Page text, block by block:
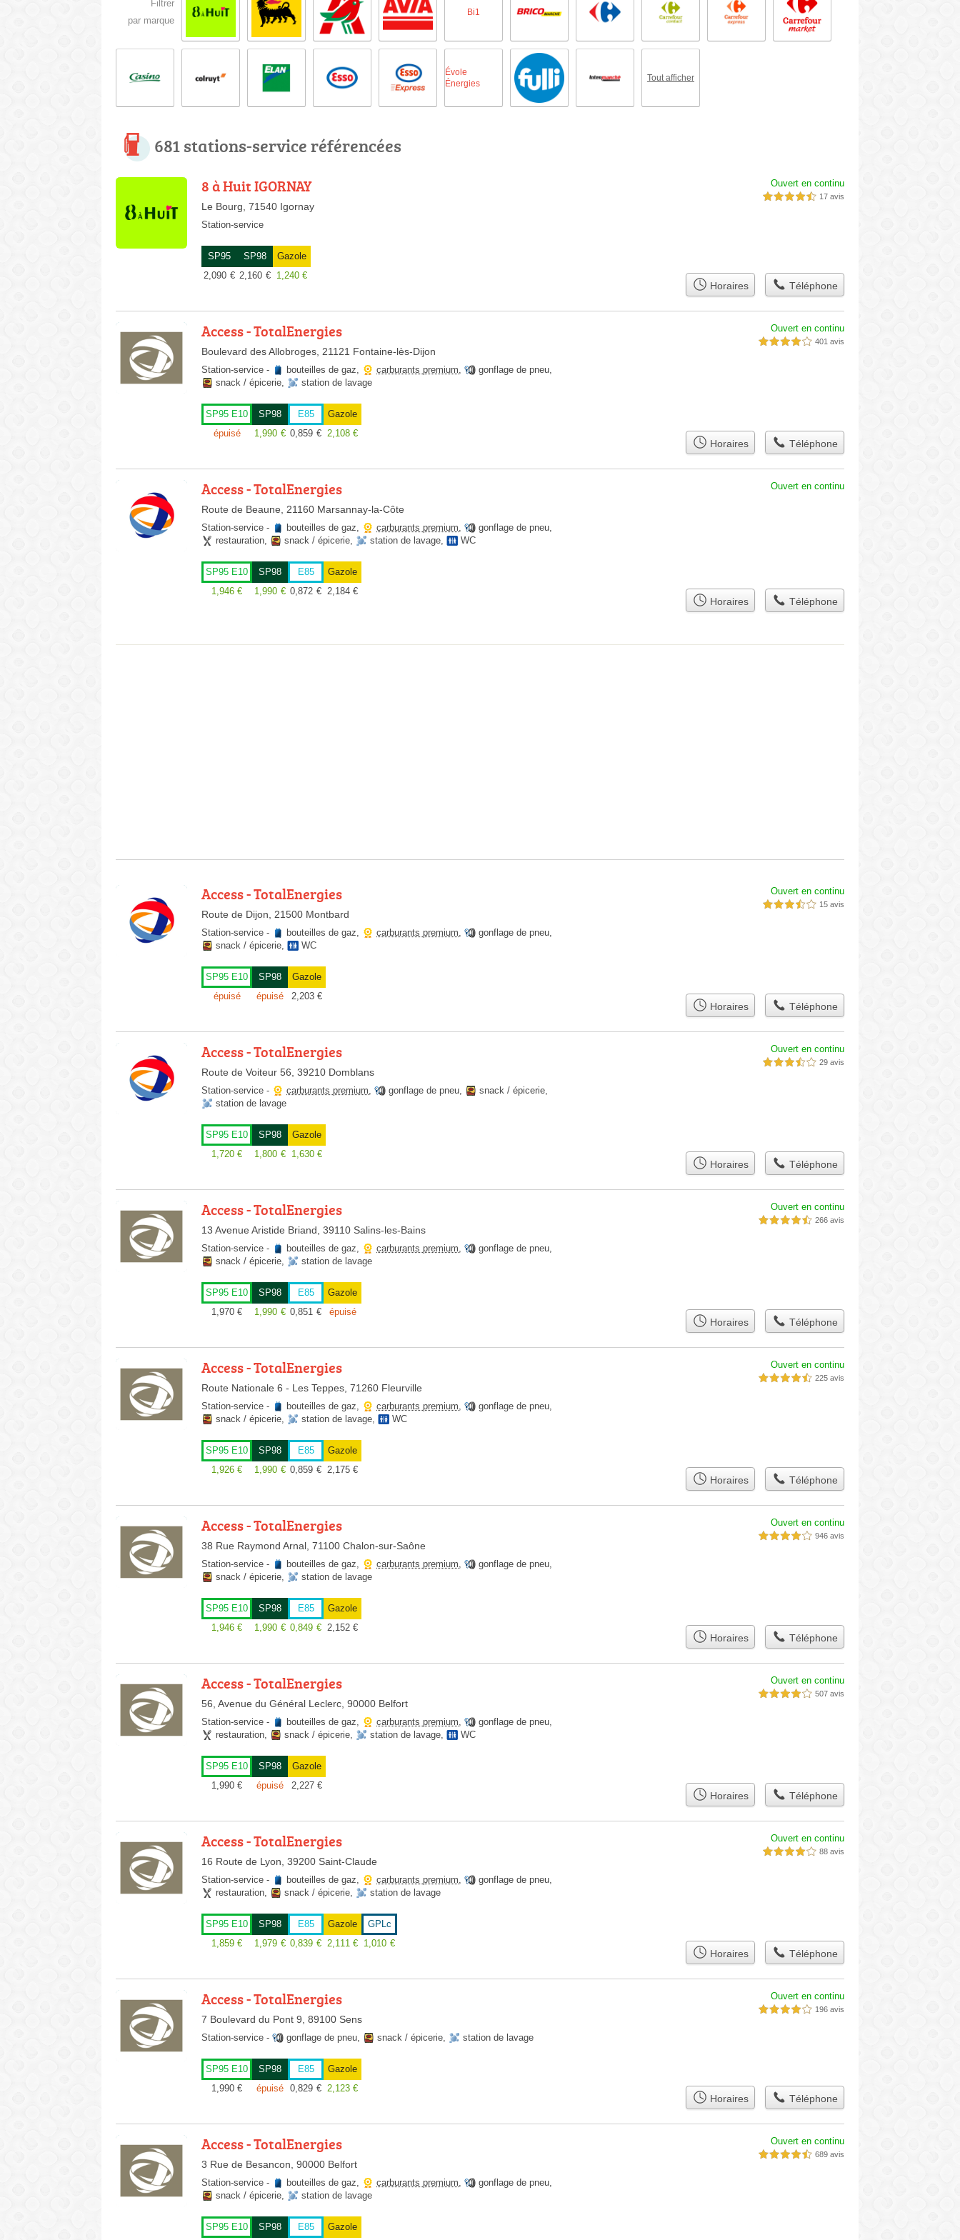
Filtrer
par marque
Bi1
Évole
Énergies
Tout afficher
681 stations-service référencées
8 à Huit IGORNAY
Le Bourg, 71540 Igornay
Ouvert en continu
4,5 étoiles sur 5 17 avis
Station-service
SP95
2,090 €
SP98
2,160 €
Gazole
1,240 €
Horaires Téléphone
Access - TotalEnergies
Boulevard des Allobroges, 21121 Fontaine-lès-Dijon
Ouvert en continu
4,0 étoiles sur 5 401 avis
Station-service - bouteilles de gaz, carburants premium, gonflage de pneu,
snack / épicerie, station de lavage
SP95 E10
épuisé
SP98
1,990 €
E85
0,859 €
Gazole
2,108 €
Horaires Téléphone
Access - TotalEnergies
Route de Beaune, 21160 Marsannay-la-Côte
Ouvert en continu
Station-service - bouteilles de gaz, carburants premium, gonflage de pneu,
restauration, snack / épicerie, station de lavage, WC
SP95 E10
1,946 €
SP98
1,990 €
E85
0,872 €
Gazole
2,184 €
Horaires Téléphone
Access - TotalEnergies
Route de Dijon, 21500 Montbard
Ouvert en continu
3,5 étoiles sur 5 15 avis
Station-service - bouteilles de gaz, carburants premium, gonflage de pneu,
snack / épicerie, WC
SP95 E10
épuisé
SP98
épuisé
Gazole
2,203 €
Horaires Téléphone
Access - TotalEnergies
Route de Voiteur 56, 39210 Domblans
Ouvert en continu
3,5 étoiles sur 5 29 avis
Station-service - carburants premium, gonflage de pneu, snack / épicerie,
station de lavage
SP95 E10
1,720 €
SP98
1,800 €
Gazole
1,630 €
Horaires Téléphone
Access - TotalEnergies
13 Avenue Aristide Briand, 39110 Salins-les-Bains
Ouvert en continu
4,5 étoiles sur 5 266 avis
Station-service - bouteilles de gaz, carburants premium, gonflage de pneu,
snack / épicerie, station de lavage
SP95 E10
1,970 €
SP98
1,990 €
E85
0,851 €
Gazole
épuisé
Horaires Téléphone
Access - TotalEnergies
Route Nationale 6 - Les Teppes, 71260 Fleurville
Ouvert en continu
4,5 étoiles sur 5 225 avis
Station-service - bouteilles de gaz, carburants premium, gonflage de pneu,
snack / épicerie, station de lavage, WC
SP95 E10
1,926 €
SP98
1,990 €
E85
0,859 €
Gazole
2,175 €
Horaires Téléphone
Access - TotalEnergies
38 Rue Raymond Arnal, 71100 Chalon-sur-Saône
Ouvert en continu
4,0 étoiles sur 5 946 avis
Station-service - bouteilles de gaz, carburants premium, gonflage de pneu,
snack / épicerie, station de lavage
SP95 E10
1,946 €
SP98
1,990 €
E85
0,849 €
Gazole
2,152 €
Horaires Téléphone
Access - TotalEnergies
56, Avenue du Général Leclerc, 90000 Belfort
Ouvert en continu
4,0 étoiles sur 5 507 avis
Station-service - bouteilles de gaz, carburants premium, gonflage de pneu,
restauration, snack / épicerie, station de lavage, WC
SP95 E10
1,990 €
SP98
épuisé
Gazole
2,227 €
Horaires Téléphone
Access - TotalEnergies
16 Route de Lyon, 39200 Saint-Claude
Ouvert en continu
4,0 étoiles sur 5 88 avis
Station-service - bouteilles de gaz, carburants premium, gonflage de pneu,
restauration, snack / épicerie, station de lavage
SP95 E10
1,859 €
SP98
1,979 €
E85
0,839 €
Gazole
2,111 €
GPLc
1,010 €
Horaires Téléphone
Access - TotalEnergies
7 Boulevard du Pont 9, 89100 Sens
Ouvert en continu
4,0 étoiles sur 5 196 avis
Station-service - gonflage de pneu, snack / épicerie, station de lavage
SP95 E10
1,990 €
SP98
épuisé
E85
0,829 €
Gazole
2,123 €
Horaires Téléphone
Access - TotalEnergies
3 Rue de Besancon, 90000 Belfort
Ouvert en continu
4,5 étoiles sur 5 689 avis
Station-service - bouteilles de gaz, carburants premium, gonflage de pneu,
snack / épicerie, station de lavage
SP95 E10 SP98 E85 Gazole